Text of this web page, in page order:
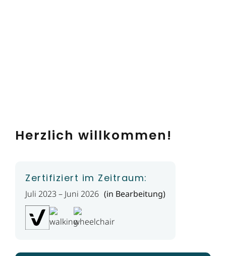
Herzlich willkommen!
Zertifiziert im Zeitraum:
Juli 2023 – Juni 2026 (in Bearbeitung)